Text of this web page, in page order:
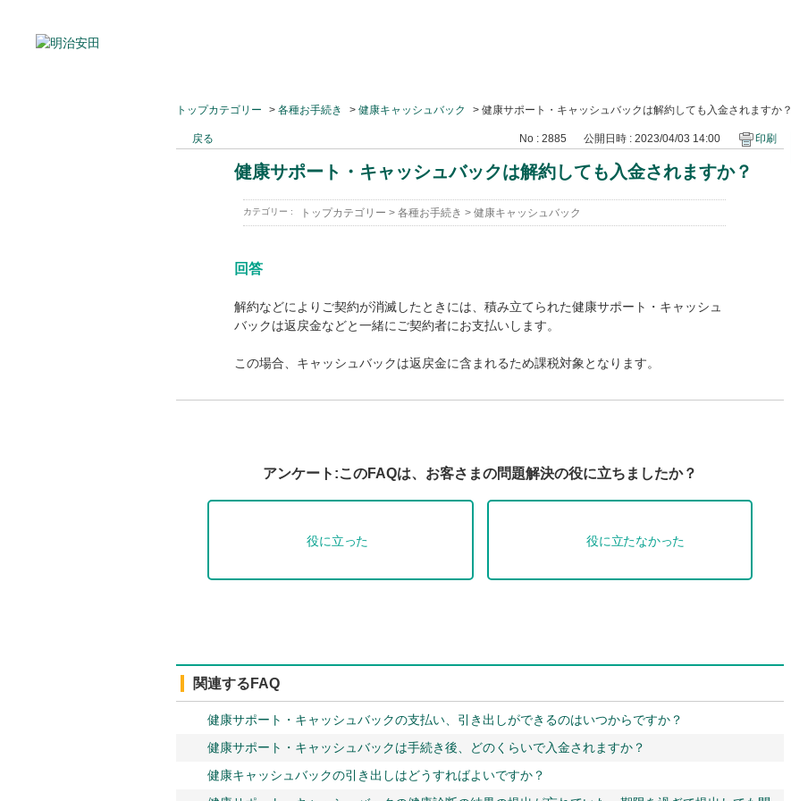
トップカテゴリー > 各種お手続き > 健康キャッシュバック > 健康サポート・キャッシュバックは解約しても入金されますか？
戻る No : 2885 公開日時 : 2023/04/03 14:00 印刷
健康サポート・キャッシュバックは解約しても入金されますか？
カテゴリー : トップカテゴリー > 各種お手続き > 健康キャッシュバック
回答
解約などによりご契約が消滅したときには、積み立てられた健康サポート・キャッシュ
バックは返戻金などと一緒にご契約者にお支払いします。
この場合、キャッシュバックは返戻金に含まれるため課税対象となります。
アンケート:このFAQは、お客さまの問題解決の役に立ちましたか？
役に立った 役に立たなかった
関連するFAQ
健康サポート・キャッシュバックの支払い、引き出しができるのはいつからですか？
健康サポート・キャッシュバックは手続き後、どのくらいで入金されますか？
健康キャッシュバックの引き出しはどうすればよいですか？